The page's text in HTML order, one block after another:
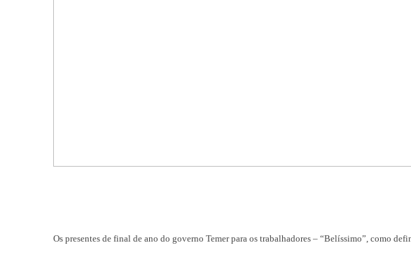
Os presentes de final de ano do governo Temer para os trabalhadores – “Belíssimo”, como